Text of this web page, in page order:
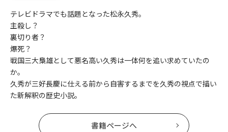
テレビドラマでも話題となった松永久秀。
主殺し？
裏切り者？
爆死？
戦国三大梟雄として悪名高い久秀は一体何を追い求めていたの
か。
久秀が三好長慶に仕える前から自害するまでを久秀の視点で描い
た新解釈の歴史小説。
書籍ページへ